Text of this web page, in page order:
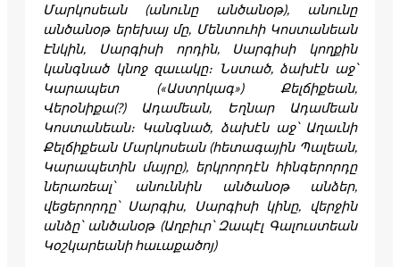
Մարկոսեան (անունը անծանօթ), անունը
անծանօթ երեխայ մը, Մենտուհի Կոստանեան
Էնկին, Սարգիսի որդին, Սարգիսի կողքին
կանգնած կնոջ զաւակը։ Նստած, ձախէն աջ՝
Կարապետ («Աստրկագ») Քելճիքեան,
Վերօնիքա(?) Ադամեան, Եղնար Ադամեան
Կոստանեան։ Կանգնած, ձախէն աջ՝ Աղաւնի
Քելճիքեան Մարկոսեան (հետագային Պալեան,
Կարապետին մայրը), երկրորդէն հինգերորդը
ներառեալ՝ անուննին անծանօթ անձեր,
վեցերորդը՝ Սարգիս, Սարգիսի կինը, վերջին
անձը՝ անծանօթ (Աղբիւր՝ Զապէլ Գալուստեան
Կօշկարեանի հաւաքածոյ)